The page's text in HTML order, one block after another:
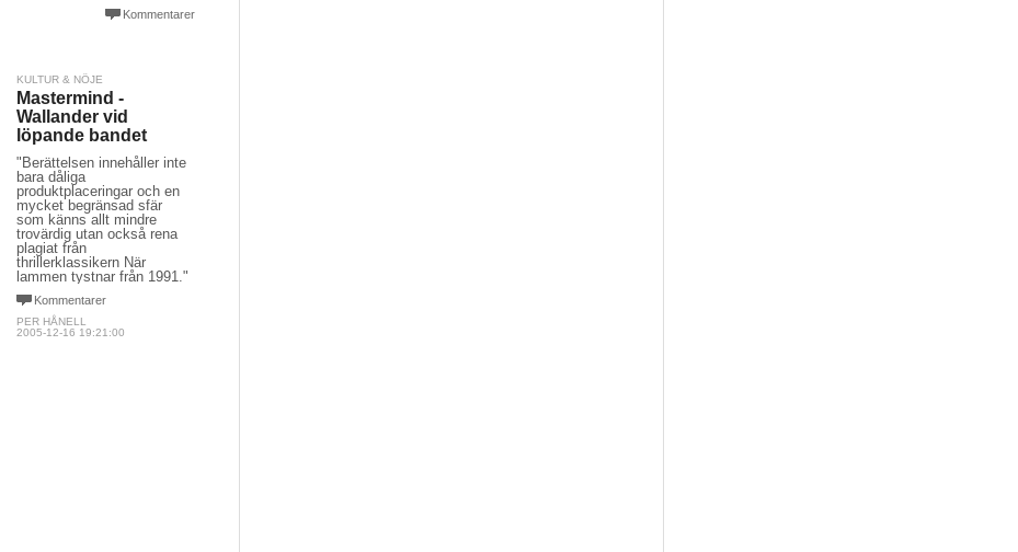
Kommentarer
KULTUR & NÖJE
Mastermind -
Wallander vid
löpande bandet
"Berättelsen innehåller inte
bara dåliga
produktplaceringar och en
mycket begränsad sfär
som känns allt mindre
trovärdig utan också rena
plagiat från
thrillerklassikern När
lammen tystnar från 1991."
Kommentarer
PER HÅNELL
2005-12-16 19:21:00